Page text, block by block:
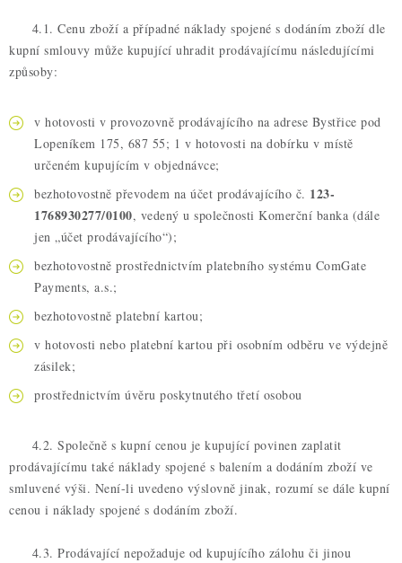
4.1. Cenu zboží a případné náklady spojené s dodáním zboží dle
kupní smlouvy může kupující uhradit prodávajícímu následujícími
způsoby:
v hotovosti v provozovně prodávajícího na adrese Bystřice pod
Lopeníkem 175, 687 55; 1 v hotovosti na dobírku v místě
určeném kupujícím v objednávce;
bezhotovostně převodem na účet prodávajícího č. 123-
1768930277/0100, vedený u společnosti Komerční banka (dále
jen „účet prodávajícího“);
bezhotovostně prostřednictvím platebního systému ComGate
Payments, a.s.;
bezhotovostně platební kartou;
v hotovosti nebo platební kartou při osobním odběru ve výdejně
zásilek;
prostřednictvím úvěru poskytnutého třetí osobou
4.2. Společně s kupní cenou je kupující povinen zaplatit
prodávajícímu také náklady spojené s balením a dodáním zboží ve
smluvené výši. Není-li uvedeno výslovně jinak, rozumí se dále kupní
cenou i náklady spojené s dodáním zboží.
4.3. Prodávající nepožaduje od kupujícího zálohu či jinou